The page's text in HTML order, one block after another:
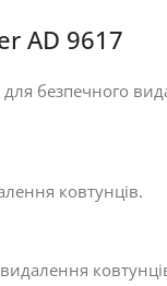
AD 9617
безпечного
ковтунців.